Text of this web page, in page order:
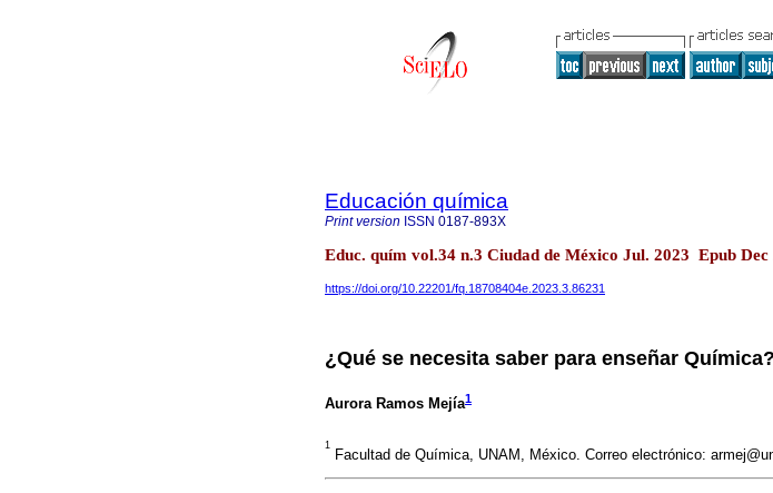
Educación química
Print version ISSN 0187-893X
Educ. quím vol.34 n.3 Ciudad de México Jul. 2023 Epub Dec
https://doi.org/10.22201/fq.18708404e.2023.3.86231
¿Qué se necesita saber para enseñar Química?
Aurora Ramos Mejía1
1
Facultad de Química, UNAM, México. Correo electrónico: